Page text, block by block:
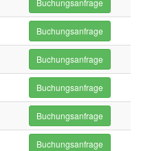
Buchungsanfrage
Buchungsanfrage
Buchungsanfrage
Buchungsanfrage
Buchungsanfrage
Buchungsanfrage